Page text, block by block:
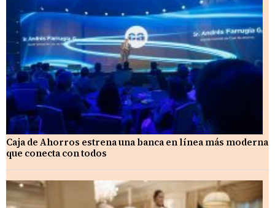
Caja de Ahorros estrena una banca en línea más moderna
que conecta con todos